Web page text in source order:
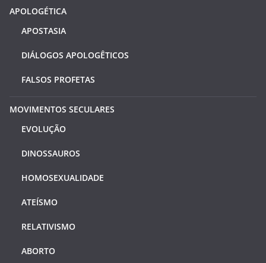
APOLOGÉTICA
APOSTASIA
DIÁLOGOS APOLOGÊTICOS
FALSOS PROFETAS
MOVIMENTOS SECULARES
EVOLUÇÃO
DINOSSAUROS
HOMOSEXUALIDADE
ATEÍSMO
RELATIVISMO
ABORTO